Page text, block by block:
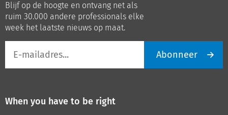
LinkedInYoutube
Blijf op de hoogte en ontvang net als
ruim 30.000 andere professionals elke
week het laatste nieuws op maat.
mailadres
Abonneer
When you have to be right